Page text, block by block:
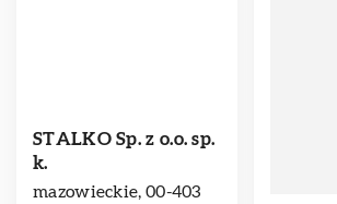
STALKO Sp. z o.o. sp.
k.
mazowieckie, 00-403